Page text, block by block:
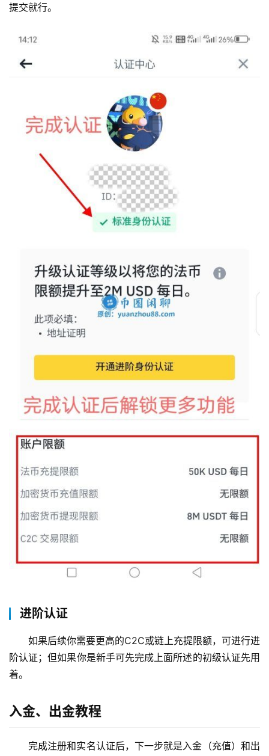
易
手
提交就行。
进阶认证
如果后续你需要更高的C2C或链上充提限额，可进行进
阶认证；但如果你是新手可先完成上面所述的初级认证先用
着。
入金、出金教程
完成注册和实名认证后，下一步就是入金（充值）和出